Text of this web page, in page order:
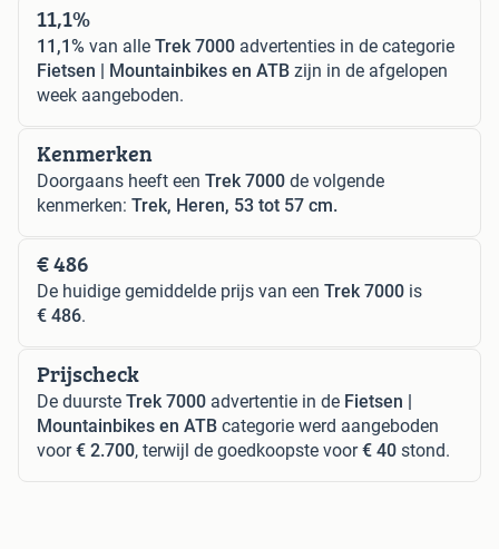
11,1%
11,1% van alle Trek 7000 advertenties in de categorie
Fietsen | Mountainbikes en ATB zijn in de afgelopen
week aangeboden.
Kenmerken
Doorgaans heeft een Trek 7000 de volgende
kenmerken: Trek, Heren, 53 tot 57 cm.
€ 486
De huidige gemiddelde prijs van een Trek 7000 is
€ 486.
Prijscheck
De duurste Trek 7000 advertentie in de Fietsen |
Mountainbikes en ATB categorie werd aangeboden
voor€ 2.700, terwijl de goedkoopste voor€ 40 stond.